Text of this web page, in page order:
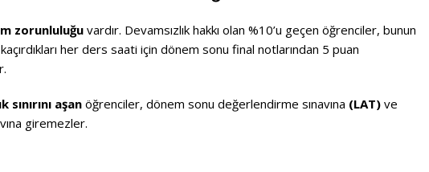
zorunluluğu vardır. Devamsızlık hakkı olan %10’u geçen öğrenciler, bunun
her ders saati için dönem sonu final notlarından 5 puan
sınırını aşan öğrenciler, dönem sonu değerlendirme sınavına (LAT) ve
giremezler.